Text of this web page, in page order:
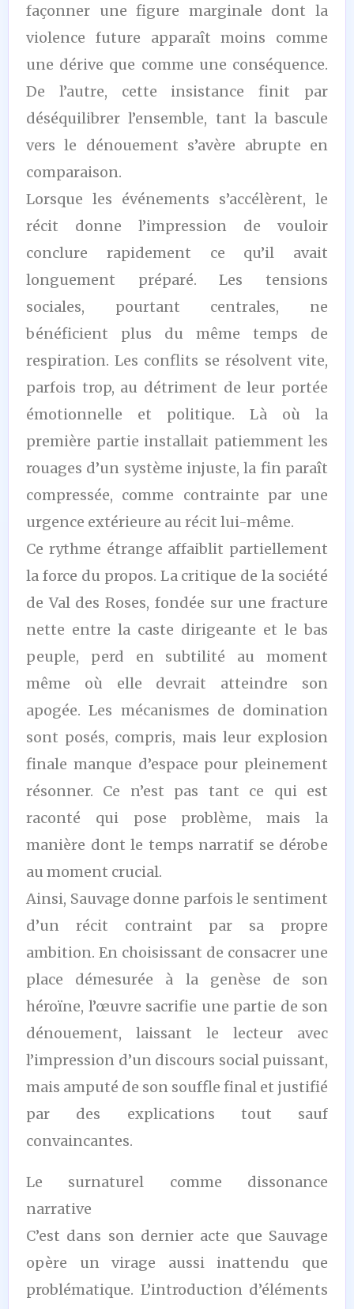
façonner une figure marginale dont la
violence future apparaît moins comme
une dérive que comme une conséquence.
De l’autre, cette insistance finit par
déséquilibrer l’ensemble, tant la bascule
vers le dénouement s’avère abrupte en
comparaison.
Lorsque les événements s’accélèrent, le
récit donne l’impression de vouloir
conclure rapidement ce qu’il avait
longuement préparé. Les tensions
sociales, pourtant centrales, ne
bénéficient plus du même temps de
respiration. Les conflits se résolvent vite,
parfois trop, au détriment de leur portée
émotionnelle et politique. Là où la
première partie installait patiemment les
rouages d’un système injuste, la fin paraît
compressée, comme contrainte par une
urgence extérieure au récit lui-même.
Ce rythme étrange affaiblit partiellement
la force du propos. La critique de la société
de Val des Roses, fondée sur une fracture
nette entre la caste dirigeante et le bas
peuple, perd en subtilité au moment
même où elle devrait atteindre son
apogée. Les mécanismes de domination
sont posés, compris, mais leur explosion
finale manque d’espace pour pleinement
résonner. Ce n’est pas tant ce qui est
raconté qui pose problème, mais la
manière dont le temps narratif se dérobe
au moment crucial.
Ainsi, Sauvage donne parfois le sentiment
d’un récit contraint par sa propre
ambition. En choisissant de consacrer une
place démesurée à la genèse de son
héroïne, l’œuvre sacrifie une partie de son
dénouement, laissant le lecteur avec
l’impression d’un discours social puissant,
mais amputé de son souffle final et justifié
par des explications tout sauf
convaincantes.
Le surnaturel comme dissonance
narrative
C’est dans son dernier acte que Sauvage
opère un virage aussi inattendu que
problématique. L’introduction d’éléments